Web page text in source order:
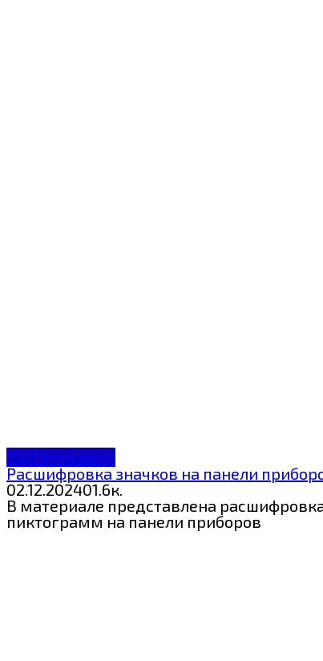
ЗнП Mitsubishi
Расшифровка значков на панели
02.12.202401.6к.
В материале представлена
пиктограмм на панели приборов